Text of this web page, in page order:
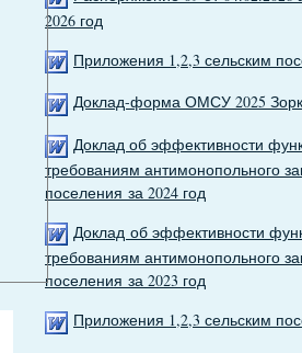
2026 год
Приложения 1,2,3 сельским
Доклад-форма ОМСУ 2025
Доклад об эффективности
требованиям антимонопольного
поселения за 2024 год
Доклад об эффективности
требованиям антимонопольного
поселения за 2023 год
Приложения 1,2,3 сельским